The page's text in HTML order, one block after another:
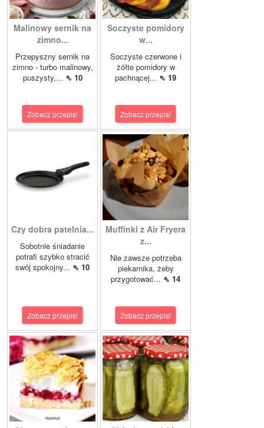
Malinowy sernik na
zimno...
Przepyszny sernik na
zimno - turbo malinowy,
puszysty,... ⇖ 10
Zobacz przepis!
Soczyste pomidory
w...
Soczyste czerwone i
żółte pomidory w
pachnącej... ⇖ 19
Zobacz przepis!
Czy dobra patelnia...
Sobotnie śniadanie
potrafi szybko stracić
swój spokojny... ⇖ 10
Zobacz przepis!
Muffinki z Air Fryera
z...
Nie zawsze potrzeba
piekarnika, żeby
przygotować... ⇖ 14
Zobacz przepis!